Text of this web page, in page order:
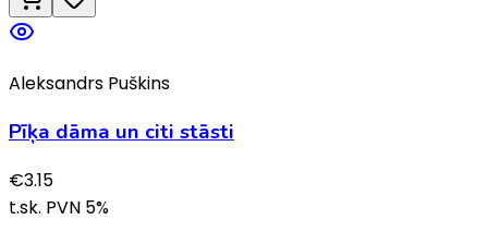
Aleksandrs Puškins
Pīķa dāma un citi stāsti
€3.15
t.sk. PVN 5%